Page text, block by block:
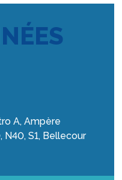
A, Ampère
N40, S1, Bellecour